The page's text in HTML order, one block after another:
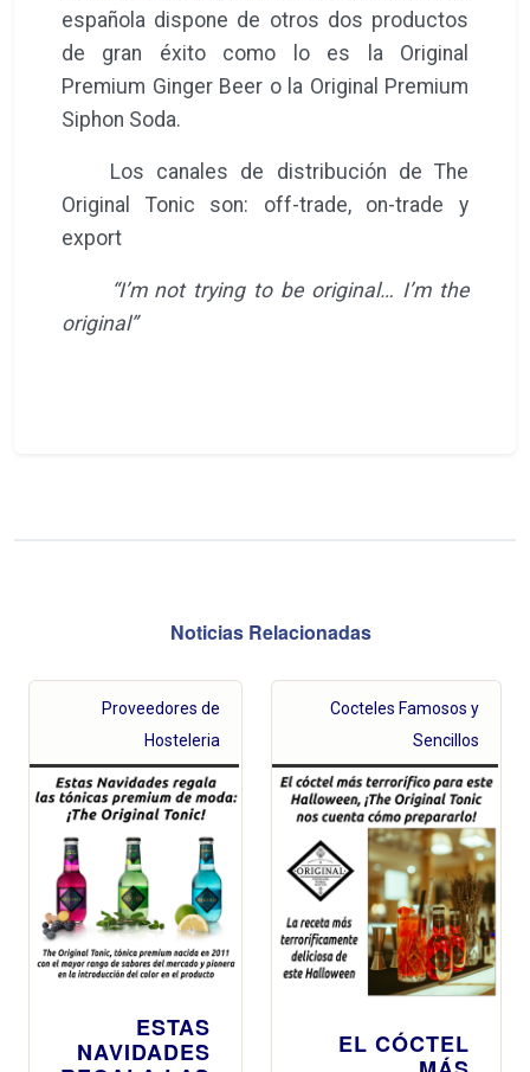
española dispone de otros dos productos
de gran éxito como lo es la Original
Premium Ginger Beer o la Original Premium
Siphon Soda.
Los canales de distribución de The
Original Tonic son: off-trade, on-trade y
export
“I’m not trying to be original… I’m the
original”
Noticias Relacionadas
Proveedores de
Hosteleria
ESTAS
NAVIDADES
Cocteles Famosos y
Sencillos
EL CÓCTEL